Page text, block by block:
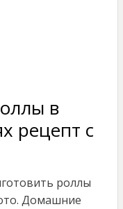
в
рецепт с
роллы
Домашние